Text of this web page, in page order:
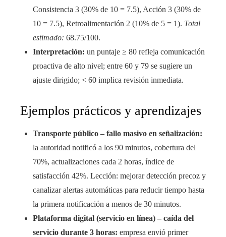
Consistencia 3 (30% de 10 = 7.5), Acción 3 (30% de
10 = 7.5), Retroalimentación 2 (10% de 5 = 1). Total
estimado: 68.75/100.
Interpretación: un puntaje ≥ 80 refleja comunicación
proactiva de alto nivel; entre 60 y 79 se sugiere un
ajuste dirigido; < 60 implica revisión inmediata.
Ejemplos prácticos y aprendizajes
Transporte público – fallo masivo en señalización:
la autoridad notificó a los 90 minutos, cobertura del
70%, actualizaciones cada 2 horas, índice de
satisfacción 42%. Lección: mejorar detección precoz y
canalizar alertas automáticas para reducir tiempo hasta
la primera notificación a menos de 30 minutos.
Plataforma digital (servicio en línea) – caída del
servicio durante 3 horas: empresa envió primer